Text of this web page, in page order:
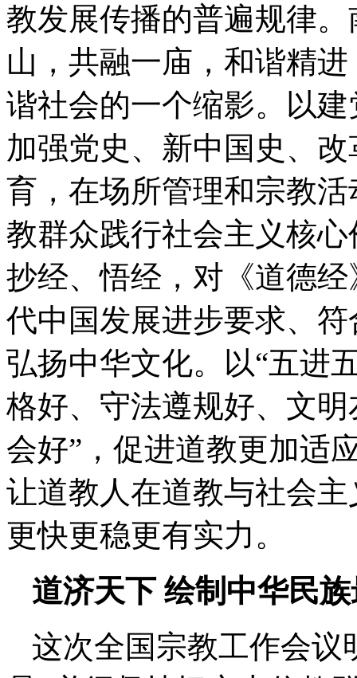
教发展传播的普遍规律
山，共融一庙，和谐精
谐社会的一个缩影。以
加强党史、新中国史、
育，在场所管理和宗教
教群众践行社会主义核
抄经、悟经，对《道德
代中国发展进步要求、
弘扬中华文化。以“五进
格好、守法遵规好、文
会好”，促进道教更加适
让道教人在道教与社会
更快更稳更有实力。
道济天下 绘制中华民
这次全国宗教工作会议